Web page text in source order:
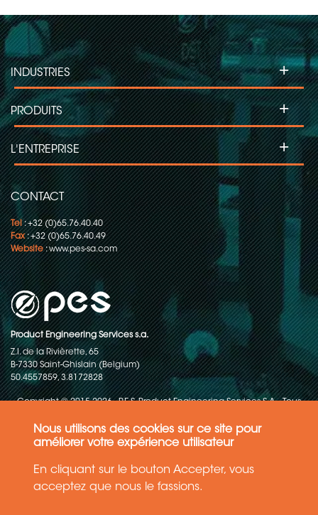
Nous utilisons des cookies sur ce site pour
améliorer votre expérience utilisateur
En cliquant sur le bouton Accepter, vous
acceptez que nous le fassions.
CONTACT
Tel: +32 (0)65.76.40.40
Fax: +32 (0)65.76.40.49
Website:www.pes-sa.com
Product Engineering Services s.a.
Z.I. de la Rivièrette, 65
B-7330 Saint-Ghislain (Belgium)
50.4557859, 3.8172828
INDUSTRIES +
PRODUITS +
L'ENTREPRISE +
Copyright © 2015-2026 - P.E.S. Product Engineering Services S.A. - Tous
Politique de protection des données
Conditions générales de ventes